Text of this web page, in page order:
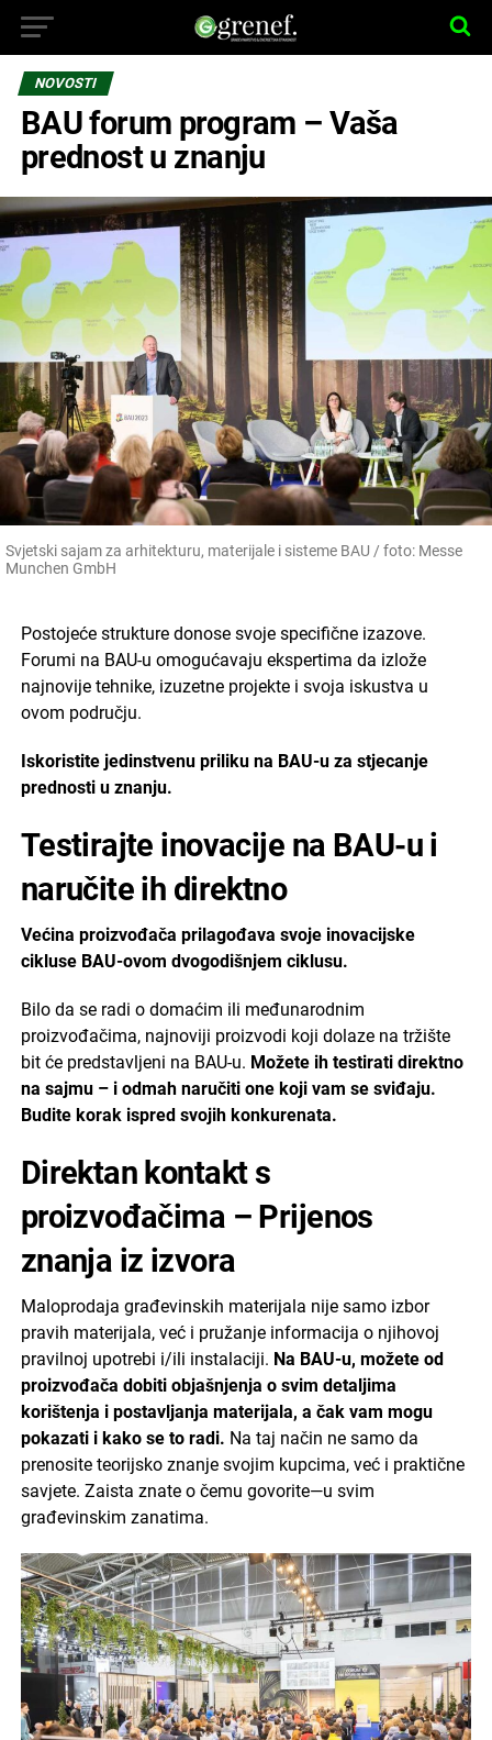
NOVOSTI
BAU forum program – Vaša
prednost u znanju
Svjetski sajam za arhitekturu, materijale i sisteme BAU / foto: Messe
Munchen GmbH
Postojeće strukture donose svoje specifične izazove.
Forumi na BAU-u omogućavaju ekspertima da izlože
najnovije tehnike, izuzetne projekte i svoja iskustva u
ovom području.
Iskoristite jedinstvenu priliku na BAU-u za stjecanje
prednosti u znanju.
Testirajte inovacije na BAU-u i
naručite ih direktno
Većina proizvođača prilagođava svoje inovacijske
cikluse BAU-ovom dvogodišnjem ciklusu.
Bilo da se radi o domaćim ili međunarodnim
proizvođačima, najnoviji proizvodi koji dolaze na tržište
bit će predstavljeni na BAU-u. Možete ih testirati direktno
na sajmu – i odmah naručiti one koji vam se sviđaju.
Budite korak ispred svojih konkurenata.
Direktan kontakt s
proizvođačima – Prijenos
znanja iz izvora
Maloprodaja građevinskih materijala nije samo izbor
pravih materijala, već i pružanje informacija o njihovoj
pravilnoj upotrebi i/ili instalaciji. Na BAU-u, možete od
proizvođača dobiti objašnjenja o svim detaljima
korištenja i postavljanja materijala, a čak vam mogu
pokazati i kako se to radi. Na taj način ne samo da
prenosite teorijsko znanje svojim kupcima, već i praktične
savjete. Zaista znate o čemu govorite—u svim
građevinskim zanatima.